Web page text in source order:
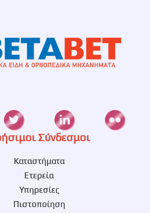
Σύνδεσμοι
Καταστήματα
Ετερεία
Υπηρεσίες
Πιστοποίηση